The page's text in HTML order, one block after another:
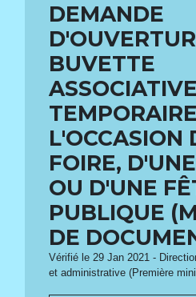
DEMANDE
BUVETTE
ASSOCIATIVE
L'OCCASION
FOIRE,
OU D'UNE
PUBLIQUE
DE
Vérifié le 29 Jan 2021 -
et administrative (Première